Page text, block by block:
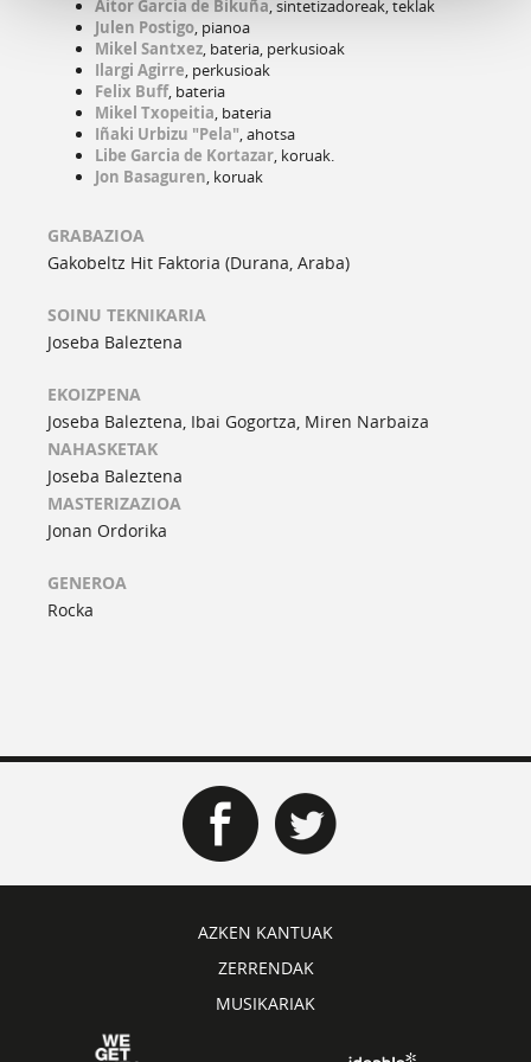
Aitor Garcia de Bikuña, sintetizadoreak, teklak
Julen Postigo, pianoa
Mikel Santxez, bateria, perkusioak
Ilargi Agirre, perkusioak
Felix Buff, bateria
Mikel Txopeitia, bateria
Iñaki Urbizu "Pela", ahotsa
Libe Garcia de Kortazar, koruak.
Jon Basaguren, koruak
GRABAZIOA
Gakobeltz Hit Faktoria (Durana, Araba)
SOINU TEKNIKARIA
Joseba Baleztena
EKOIZPENA
Joseba Baleztena, Ibai Gogortza, Miren Narbaiza
NAHASKETAK
Joseba Baleztena
MASTERIZAZIOA
Jonan Ordorika
GENEROA
Rocka
AZKEN KANTUAK
ZERRENDAK
MUSIKARIAK